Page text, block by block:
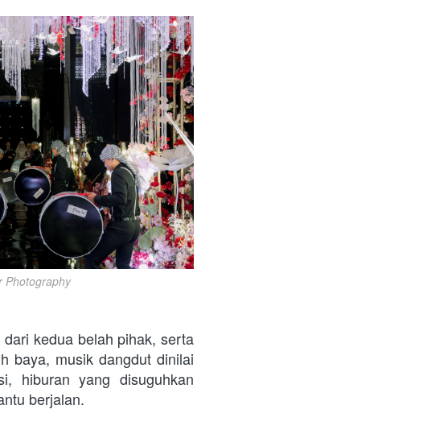
Photography
kedua belah pihak, serta
baya, musik dangdut dinilai
hiburan yang disuguhkan
berjalan.